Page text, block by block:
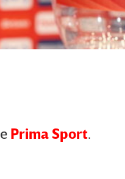
Prima Sport.